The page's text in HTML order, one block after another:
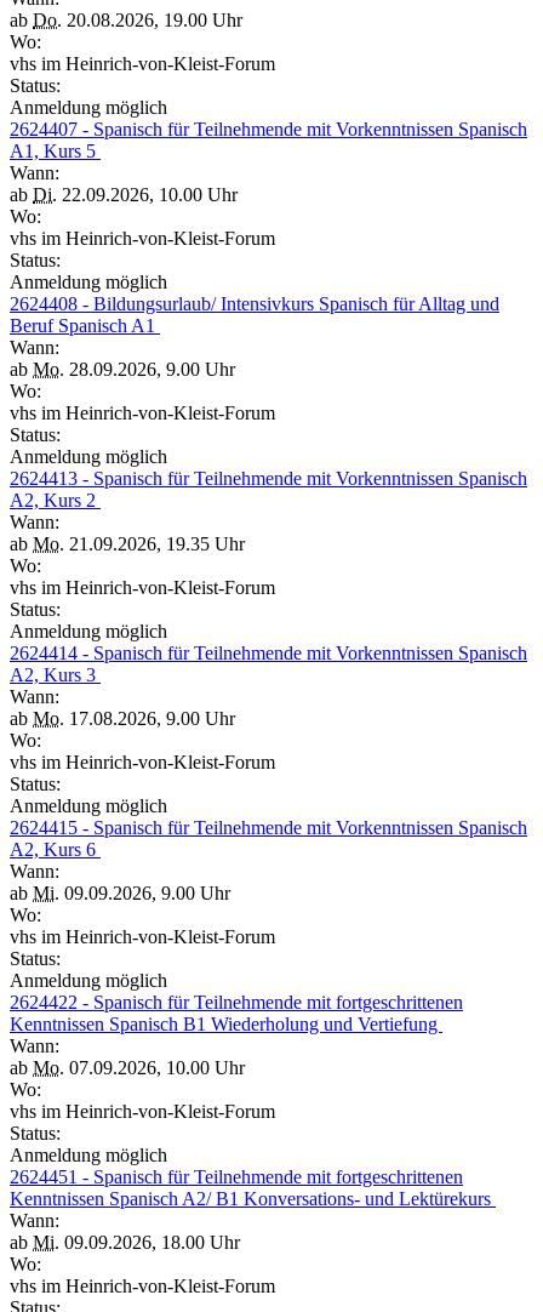
ab Do. 20.08.2026, 19.00 Uhr
Wo:
vhs im Heinrich-von-Kleist-Forum
Status:
Anmeldung möglich
2624407 - Spanisch für Teilnehmende mit Vorkenntnissen Spanisch
A1, Kurs 5
Wann:
ab Di. 22.09.2026, 10.00 Uhr
Wo:
vhs im Heinrich-von-Kleist-Forum
Status:
Anmeldung möglich
2624408 - Bildungsurlaub/ Intensivkurs Spanisch für Alltag und
Beruf Spanisch A1
Wann:
ab Mo. 28.09.2026, 9.00 Uhr
Wo:
vhs im Heinrich-von-Kleist-Forum
Status:
Anmeldung möglich
2624413 - Spanisch für Teilnehmende mit Vorkenntnissen Spanisch
A2, Kurs 2
Wann:
ab Mo. 21.09.2026, 19.35 Uhr
Wo:
vhs im Heinrich-von-Kleist-Forum
Status:
Anmeldung möglich
2624414 - Spanisch für Teilnehmende mit Vorkenntnissen Spanisch
A2, Kurs 3
Wann:
ab Mo. 17.08.2026, 9.00 Uhr
Wo:
vhs im Heinrich-von-Kleist-Forum
Status:
Anmeldung möglich
2624415 - Spanisch für Teilnehmende mit Vorkenntnissen Spanisch
A2, Kurs 6
Wann:
ab Mi. 09.09.2026, 9.00 Uhr
Wo:
vhs im Heinrich-von-Kleist-Forum
Status:
Anmeldung möglich
2624422 - Spanisch für Teilnehmende mit fortgeschrittenen
Kenntnissen Spanisch B1 Wiederholung und Vertiefung
Wann:
ab Mo. 07.09.2026, 10.00 Uhr
Wo:
vhs im Heinrich-von-Kleist-Forum
Status:
Anmeldung möglich
2624451 - Spanisch für Teilnehmende mit fortgeschrittenen
Kenntnissen Spanisch A2/ B1 Konversations- und Lektürekurs
Wann:
ab Mi. 09.09.2026, 18.00 Uhr
Wo:
vhs im Heinrich-von-Kleist-Forum
Status: